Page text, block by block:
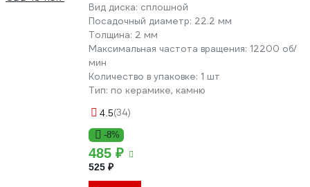
Вид диска: сплошной
Посадочный диаметр: 22.2 мм
Толщина: 2 мм
Максимальная частота вращения: 12200 об/
мин
Количество в упаковке: 1 шт
Тип: по керамике, камню
4.5(34)
-8%
485 ₽
525 ₽